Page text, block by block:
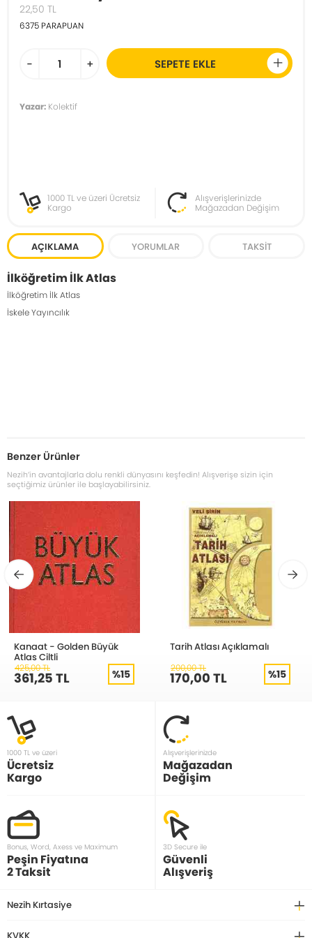
22,50 TL
6375 PARAPUAN
- + SEPETE EKLE
Yazar: Kolektif
1000 TL ve üzeri Ücretsiz
Kargo
Alışverişlerinizde
Mağazadan Değişim
AÇIKLAMA YORUMLAR TAKSIT
İlköğretim İlk Atlas
İlköğretim İlk Atlas
İskele Yayıncılık
Benzer Ürünler
Nezih’in avantajlarla dolu renkli dünyasını keşfedin! Alışverişe sizin için
seçtiğimiz ürünler ile başlayabilirsiniz.
Kanaat - Golden Büyük
Atlas Ciltli
425,00 TL
361,25 TL %15
Tarih Atlası Açıklamalı
200,00 TL
170,00 TL %15
1000 TL ve üzeri
Ücretsiz
Kargo
Alışverişlerinizde
Mağazadan
Değişim
Bonus, Word, Axess ve Maximum
Peşin Fiyatına
2 Taksit
3D Secure ile
Güvenli
Alışveriş
Nezih Kırtasiye
KVKK